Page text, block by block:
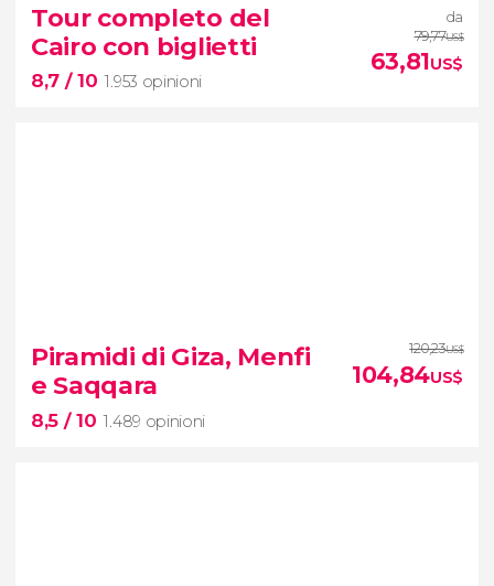
Tour completo del
Cairo con biglietti
8,7 / 10 1.953 opinioni
da
79,77US$
63,81US$
1.953 opinioni
tour completo del Cairo con biglietti inclusi
Piramidi di Giza, Menfi
e Saqqara
8,5 / 10 1.489 opinioni
120,23US$
104,84US$